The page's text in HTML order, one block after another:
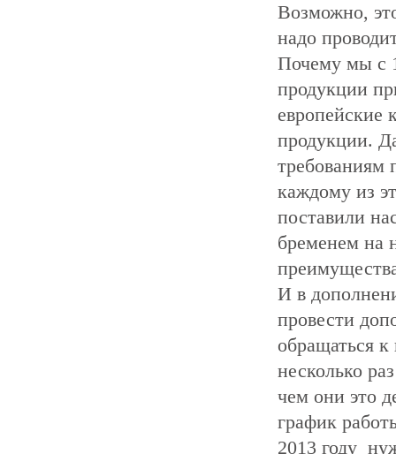
Возможно,
надо
Почему мы с
продукции
европейские
продукции.
требованиям
каждому из
поставили
бременем на
И в
провести
обращаться
несколько
чем они это
график
2013 году